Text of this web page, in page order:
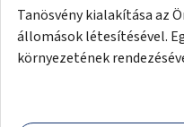
Tanösvény kialakítása az
állomások létesítésével.
környezetének